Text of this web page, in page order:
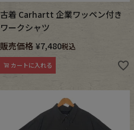
古着 Carhartt 企業ワッペン付き
ワークシャツ
販売価格 ¥7,480税込
カートに入れる